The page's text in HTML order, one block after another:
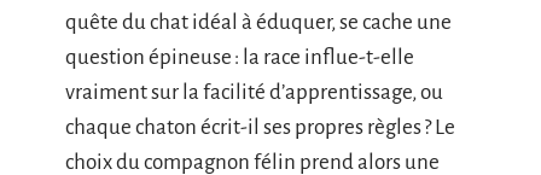
quête du chat idéal à éduquer, se cache une
question épineuse : la race influe-t-elle
vraiment sur la facilité d’apprentissage, ou
chaque chaton écrit-il ses propres règles ? Le
choix du compagnon félin prend alors une